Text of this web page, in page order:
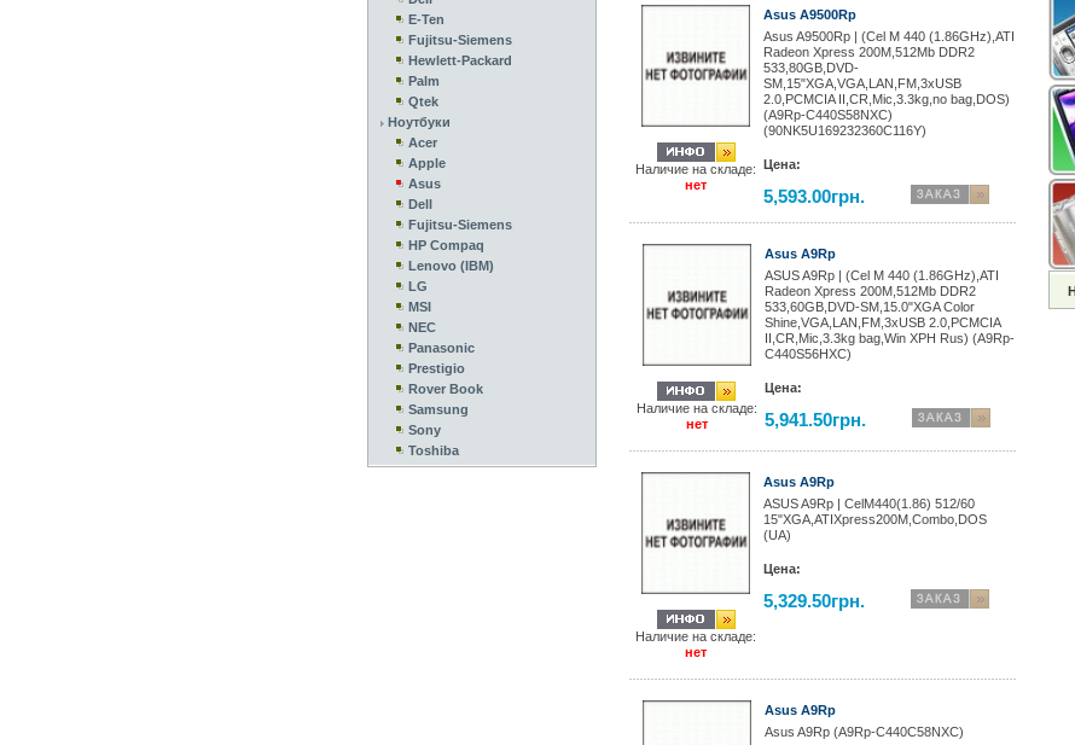
E-Ten
Fujitsu-Siemens
Hewlett-Packard
Palm
Qtek
Ноутбуки
Acer
Apple
Asus
Dell
Fujitsu-Siemens
HP Compaq
Lenovo (IBM)
LG
MSI
NEC
Panasonic
Prestigio
Rover Book
Samsung
Sony
Toshiba
Наличие на складе:
нет
Asus A9500Rp
Asus A9500Rp | (Cel M 440 (1.86GHz),ATI
Radeon Xpress 200M,512Mb DDR2
533,80GB,DVD-
SM,15"XGA,VGA,LAN,FM,3xUSB
2.0,PCMCIA II,CR,Mic,3.3kg,no bag,DOS)
(A9Rp-C440S58NXC)
(90NK5U169232360C116Y)
Цена:
5,593.00грн.
Наличие на складе:
нет
Asus A9Rp
ASUS A9Rp | (Cel M 440 (1.86GHz),ATI
Radeon Xpress 200M,512Mb DDR2
533,60GB,DVD-SM,15.0"XGA Color
Shine,VGA,LAN,FM,3xUSB 2.0,PCMCIA
II,CR,Mic,3.3kg bag,Win XPH Rus) (A9Rp-
C440S56HXC)
Цена:
5,941.50грн.
Наличие на складе:
нет
Asus A9Rp
ASUS A9Rp | CelM440(1.86) 512/60
15"XGA,ATIXpress200M,Combo,DOS
(UA)
Цена:
5,329.50грн.
Asus A9Rp
Asus A9Rp (A9Rp-C440C58NXC)